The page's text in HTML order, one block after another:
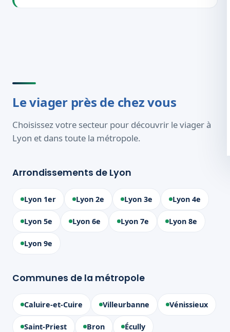
Le viager près de chez vous
Choisissez votre secteur pour découvrir le viager à
Lyon et dans toute la métropole.
Arrondissements de Lyon
Lyon 1er Lyon 2e Lyon 3e Lyon 4e
Lyon 5e Lyon 6e Lyon 7e Lyon 8e
Lyon 9e
Communes de la métropole
Caluire-et-Cuire Villeurbanne Vénissieux
Saint-Priest Bron Écully